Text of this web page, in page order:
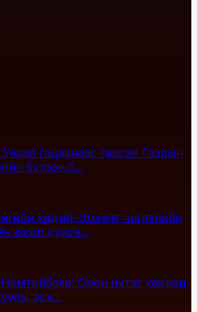
гацаанаас гарсан Газрын
бүтээн б...
хөндий-Эмээлт чиглэлийн
ажил дуусч...
Орон нутаг хөгжихөд
эрх...